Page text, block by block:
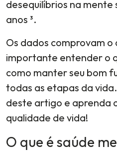
desequilíbrios na mente
anos ³.
Os dados comprovam o
importante entender o
como manter seu bom
todas as etapas da
deste artigo e aprenda
qualidade de vida!
O que é saúde